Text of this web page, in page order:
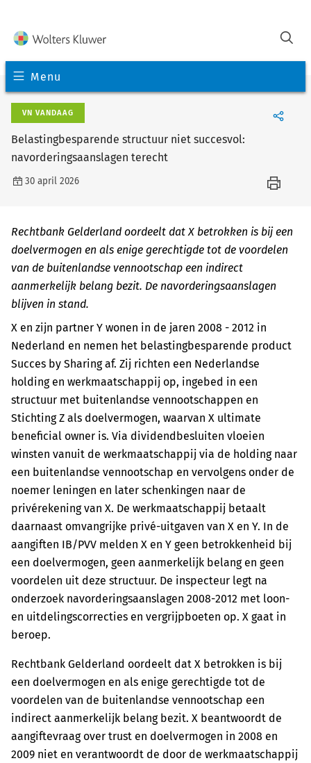
Menu
VN VANDAAG
Belastingbesparende structuur niet succesvol:
navorderingsaanslagen terecht
30 april 2026
Rechtbank Gelderland oordeelt dat X betrokken is bij een
doelvermogen en als enige gerechtigde tot de voordelen
van de buitenlandse vennootschap een indirect
aanmerkelijk belang bezit. De navorderingsaanslagen
blijven in stand.
X en zijn partner Y wonen in de jaren 2008 - 2012 in
Nederland en nemen het belastingbesparende product
Succes by Sharing af. Zij richten een Nederlandse
holding en werkmaatschappij op, ingebed in een
structuur met buitenlandse vennootschappen en
Stichting Z als doelvermogen, waarvan X ultimate
beneficial owner is. Via dividendbesluiten vloeien
winsten vanuit de werkmaatschappij via de holding naar
een buitenlandse vennootschap en vervolgens onder de
noemer leningen en later schenkingen naar de
privérekening van X. De werkmaatschappij betaalt
daarnaast omvangrijke privé-uitgaven van X en Y. In de
aangiften IB/PVV melden X en Y geen betrokkenheid bij
een doelvermogen, geen aanmerkelijk belang en geen
voordelen uit deze structuur. De inspecteur legt na
onderzoek navorderingsaanslagen 2008-2012 met loon-
en uitdelingscorrecties en vergrijpboeten op. X gaat in
beroep.
Rechtbank Gelderland oordeelt dat X betrokken is bij
een doelvermogen en als enige gerechtigde tot de
voordelen van de buitenlandse vennootschap een
indirect aanmerkelijk belang bezit. X beantwoordt de
aangiftevraag over trust en doelvermogen in 2008 en
2009 niet en verantwoordt de door de werkmaatschappij